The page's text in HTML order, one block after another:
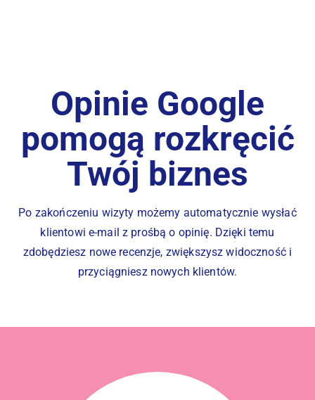
Opinie Google
pomogą rozkręcić
Twój biznes
Po zakończeniu wizyty możemy automatycznie wysłać
klientowi e-mail z prośbą o opinię. Dzięki temu
zdobędziesz nowe recenzje, zwiększysz widoczność i
przyciągniesz nowych klientów.